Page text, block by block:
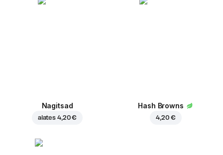
Nagitsad
alates 4,20 €
Hash Browns
4,20 €